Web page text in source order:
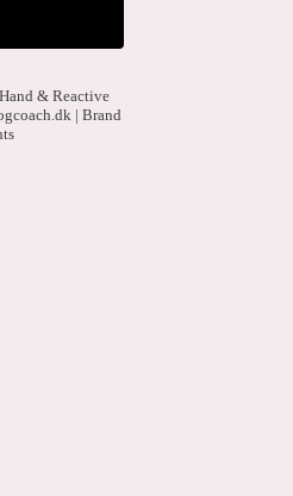
& Reactive
| Brand